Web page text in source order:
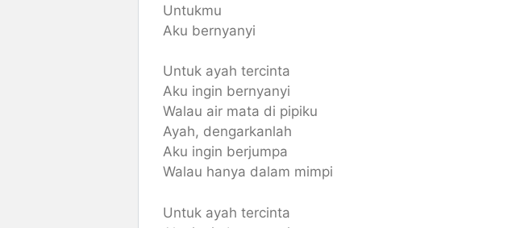
Untukmu
Aku bernyanyi
Untuk ayah tercinta
Aku ingin bernyanyi
Walau air mata di pipiku
Ayah, dengarkanlah
Aku ingin berjumpa
Walau hanya dalam mimpi
Untuk ayah tercinta